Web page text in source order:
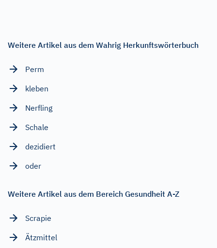
Weitere Artikel aus dem Wahrig Herkunftswörterbuch
Perm
kleben
Nerfling
Schale
dezidiert
oder
Weitere Artikel aus dem Bereich Gesundheit A-Z
Scrapie
Ätzmittel